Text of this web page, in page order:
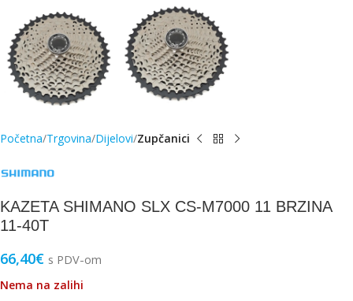
Početna Trgovina Dijelovi Zupčanici
KAZETA SHIMANO SLX CS-M7000 11 BRZINA
11-40T
66,40€ s PDV-om
Nema na zalihi